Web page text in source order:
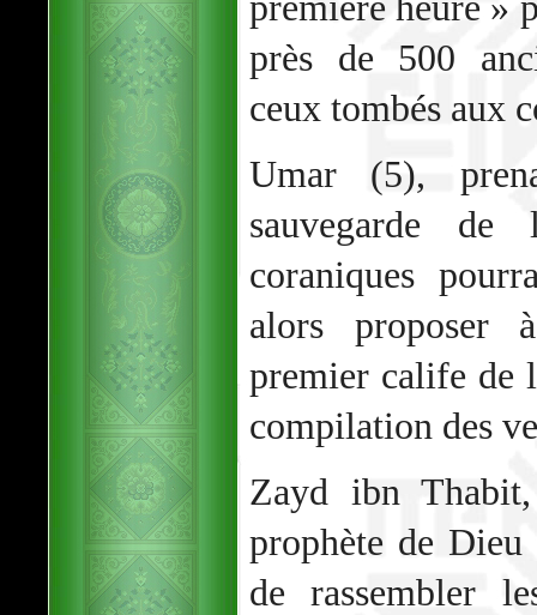
près de 500
ceux tombés aux
Umar (5),
sauvegarde de
coraniques
alors
premier calife de
compilation des
Zayd ibn
prophète de
de rassembler